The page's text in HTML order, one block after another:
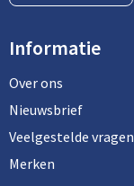
Informatie
Over ons
Nieuwsbrief
Veelgestelde vragen
Merken